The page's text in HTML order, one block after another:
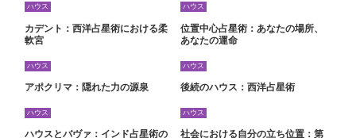
ハウス
カデント：西洋占星術における柔
軟宮
ハウス
位置中心占星術：あなたの場所、
あなたの運命
ハウス
アポクリマ：隠れた力の源泉
ハウス
後続のハウス：西洋占星術
ハウス
ハウスとバヴァ：インド占星術の
ハウス
社会における自分の立ち位置：第